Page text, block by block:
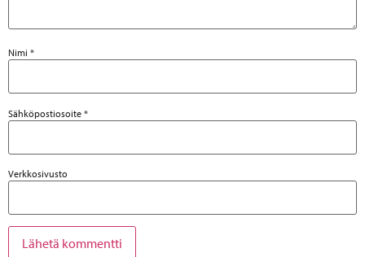
Nimi *
Sähköpostiosoite *
Verkkosivusto